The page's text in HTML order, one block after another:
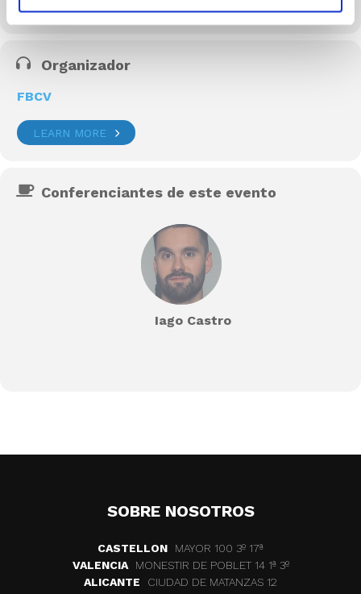
CALENDARIO CALENDARIO GOOGLE
Organizador
FBCV
LEARN MORE
Conferenciantes de este evento
Iago Castro
SOBRE NOSOTROS
CASTELLON
MAYOR 100 3º 17ª
VALENCIA
MONESTIR DE POBLET 14 1ª 3º
ALICANTE
CIUDAD DE MATANZAS 12